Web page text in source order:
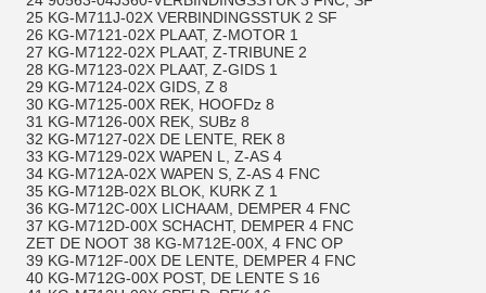
25 KG-M711J-02X VERBINDINGSSTUK 2 SF
26 KG-M7121-02X PLAAT, Z-MOTOR 1
27 KG-M7122-02X PLAAT, Z-TRIBUNE 2
28 KG-M7123-02X PLAAT, Z-GIDS 1
29 KG-M7124-02X GIDS, Z 8
30 KG-M7125-00X REK, HOOFDz 8
31 KG-M7126-00X REK, SUBz 8
32 KG-M7127-02X DE LENTE, REK 8
33 KG-M7129-02X WAPEN L, Z-AS 4
34 KG-M712A-02X WAPEN S, Z-AS 4 FNC
35 KG-M712B-02X BLOK, KURK Z 1
36 KG-M712C-00X LICHAAM, DEMPER 4 FNC
37 KG-M712D-00X SCHACHT, DEMPER 4 FNC
ZET DE NOOT 38 KG-M712E-00X, 4 FNC OP
39 KG-M712F-00X DE LENTE, DEMPER 4 FNC
40 KG-M712G-00X POST, DE LENTE S 16